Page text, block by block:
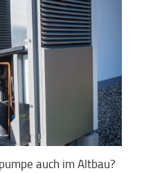
auch im Altbau?